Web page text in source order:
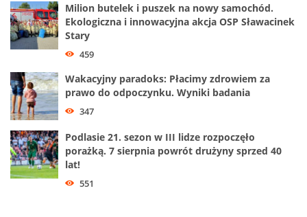
Milion butelek i puszek na nowy samochód.
Ekologiczna i innowacyjna akcja OSP Sławacinek
Stary
459
Wakacyjny paradoks: Płacimy zdrowiem za
prawo do odpoczynku. Wyniki badania
347
Podlasie 21. sezon w III lidze rozpoczęło
porażką. 7 sierpnia powrót drużyny sprzed 40
lat!
551